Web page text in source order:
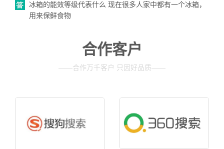
冰箱的能效等级代表什么 现在很多人家中都有一个冰箱，
用来保鲜食物
合作客户
——合作万千客户 只因好品质——